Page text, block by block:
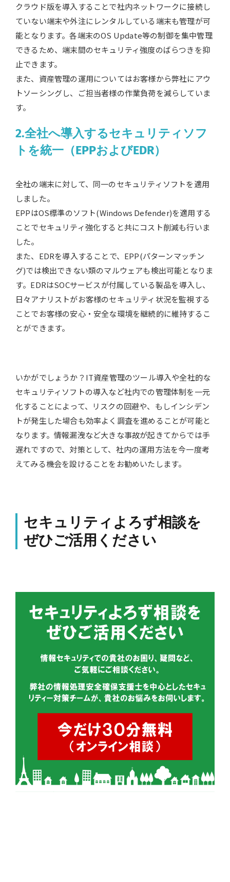
クラウド版を導入することで社内ネットワークに接続し
ていない端末や外注にレンタルしている端末も管理が可
能となります。各端末のOS Update等の制御を集中管理
できるため、端末間のセキュリティ強度のばらつきを抑
止できます。
また、資産管理の運用についてはお客様から弊社にアウ
トソーシングし、ご担当者様の作業負荷を減らしていま
す。
2.全社へ導入するセキュリティソフ
トを統一（EPPおよびEDR）
全社の端末に対して、同一のセキュリティソフトを適用
しました。
EPPはOS標準のソフト(Windows Defender)を適用する
ことでセキュリティ強化すると共にコスト削減も行いま
した。
また、EDRを導入することで、EPP(パターンマッチン
グ)では検出できない類のマルウェアも検出可能となりま
す。EDRはSOCサービスが付属している製品を導入し、
日々アナリストがお客様のセキュリティ状況を監視する
ことでお客様の安心・安全な環境を継続的に維持するこ
とができます。
いかがでしょうか？IT資産管理のツール導入や全社的な
セキュリティソフトの導入など社内での管理体制を一元
化することによって、リスクの回避や、もしインシデン
トが発生した場合も効率よく調査を進めることが可能と
なります。情報漏洩など大きな事故が起きてからでは手
遅れですので、対策として、社内の運用方法を今一度考
えてみる機会を設けることをお勧めいたします。
セキュリティよろず相談を
ぜひご活用ください